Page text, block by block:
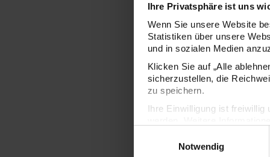
Ihre Privatsphäre ist uns
Wenn Sie unsere Website
Statistiken über unsere
und in sozialen Medien
Klicken Sie auf „Alle
sicherzustellen, die
zu speichern.
Ihre Einwilligung ist freiwillig
Impressum
Datenschutz
Notwendig